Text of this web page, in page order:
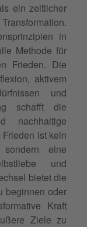
ein zeitlicher
in
Methode für
Frieden. Die
aktivem
und
schafft die
nachhaltige
ist kein
eine
und
bietet die
beginnen oder
Kraft
Ziele zu